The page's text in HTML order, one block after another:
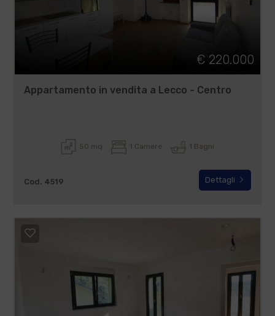
€ 220.000
Appartamento in vendita a Lecco - Centro
50 mq 1 Camere 1 Bagni
Cod. 4519 Dettagli